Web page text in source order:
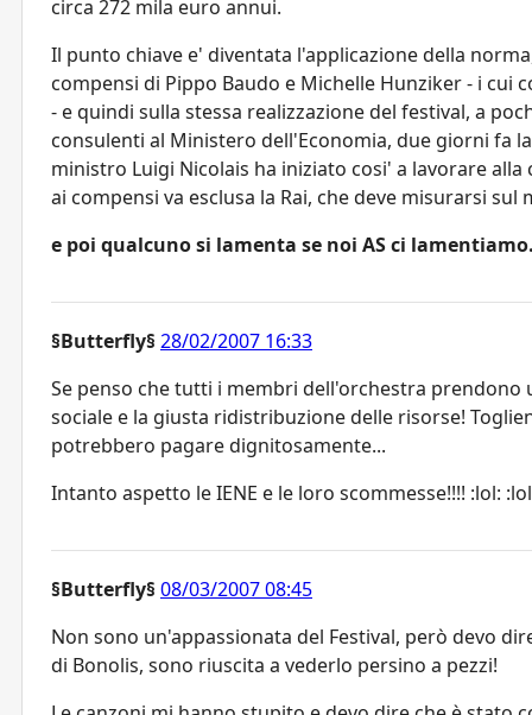
circa 272 mila euro annui.
Il punto chiave e' diventata l'applicazione della
compensi di Pippo Baudo e Michelle Hunziker - i
- e quindi sulla stessa realizzazione del festival, a
consulenti al Ministero dell'Economia, due giorni fa
ministro Luigi Nicolais ha iniziato cosi' a lavorare
ai compensi va esclusa la Rai, che deve misurarsi
e poi qualcuno si lamenta se noi AS ci
§Butterfly§ 28/02/2007 16:33
Se penso che tutti i membri dell'orchestra prendono
sociale e la giusta ridistribuzione delle risorse!
potrebbero pagare dignitosamente...
Intanto aspetto le IENE e le loro scommesse!!!! :lol:
§Butterfly§ 08/03/2007 08:45
Non sono un'appassionata del Festival, però devo
di Bonolis, sono riuscita a vederlo persino a pezzi!